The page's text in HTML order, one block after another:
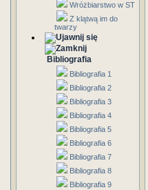
Wróżbiarstwo w ST
Z klątwą im do
twarzy
Bibliografia
Bibliografia 1
Bibliografia 2
Bibliografia 3
Bibliografia 4
Bibliografia 5
Bibliografia 6
Bibliografia 7
Bibliografia 8
Bibliografia 9